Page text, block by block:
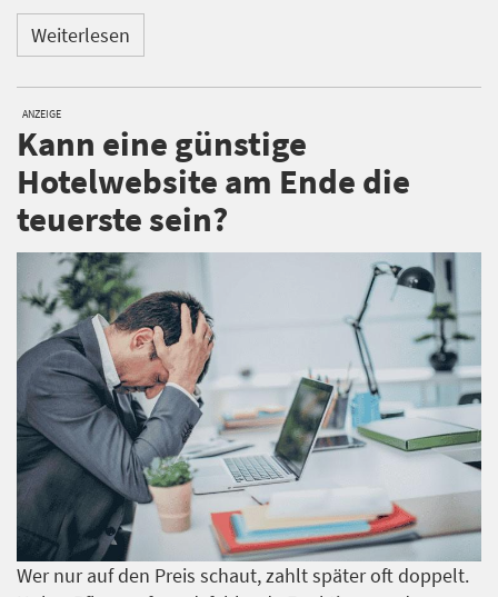
Weiterlesen
ANZEIGE
Kann eine günstige
Hotelwebsite am Ende die
teuerste sein?
Wer nur auf den Preis schaut, zahlt später oft doppelt.